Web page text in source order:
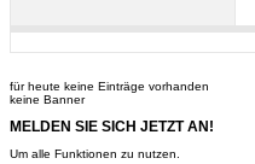
für heute keine Einträge vorhanden
keine Banner
MELDEN SIE SICH JETZT AN!
Um alle Funktionen zu nutzen.